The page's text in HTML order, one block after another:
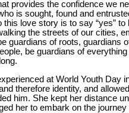
provides the confidence we
is sought, found and
this love story is to say “yes”
the streets of our cities,
guardians of roots, guardians
be guardians of
at World Youth Day
therefore identity, and
him. She kept her distance
her to embark on the